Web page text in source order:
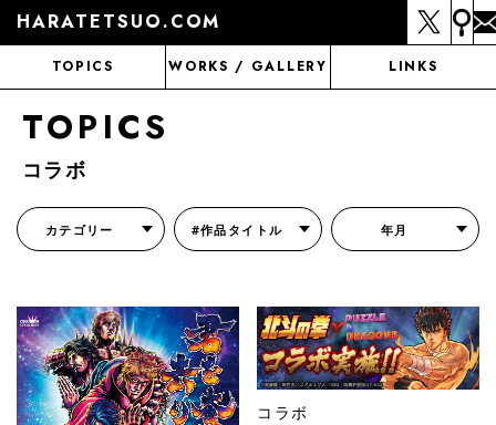
HARATETSUO.COM
TOPICS WORKS / GALLERY LINKS
TOPICS
コラボ
カテゴリー #作品タイトル 年月
コラボ